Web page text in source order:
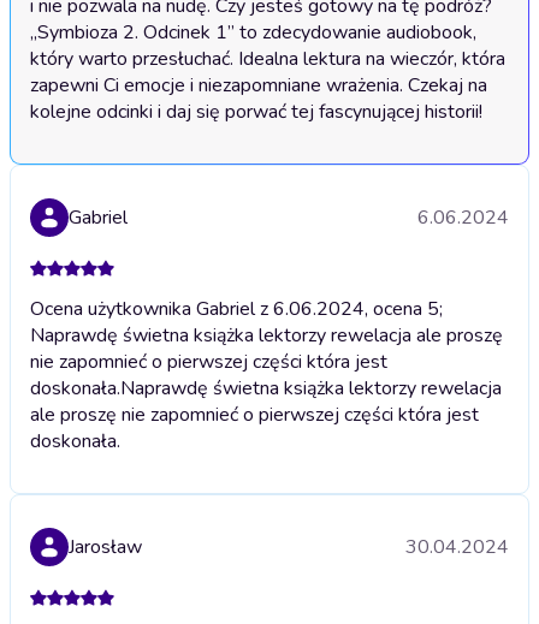
i nie pozwala na nudę. Czy jesteś gotowy na tę podróż?
„Symbioza 2. Odcinek 1” to zdecydowanie audiobook,
który warto przesłuchać. Idealna lektura na wieczór, która
zapewni Ci emocje i niezapomniane wrażenia. Czekaj na
kolejne odcinki i daj się porwać tej fascynującej historii!
Gabriel 6.06.2024
Ocena użytkownika Gabriel z 6.06.2024, ocena 5;
Naprawdę świetna książka lektorzy rewelacja ale proszę
nie zapomnieć o pierwszej części która jest
doskonała.Naprawdę świetna książka lektorzy rewelacja
ale proszę nie zapomnieć o pierwszej części która jest
doskonała.
Jarosław 30.04.2024